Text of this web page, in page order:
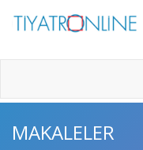
MAKALELER